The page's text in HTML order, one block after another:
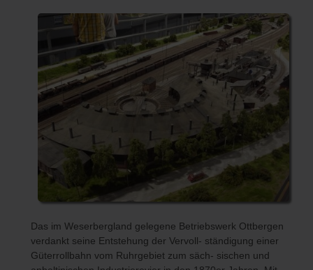
Das im Weserbergland gelegene Betriebswerk Ottbergen
verdankt seine Entstehung der Vervoll- ständigung einer
Güterrollbahn vom Ruhrgebiet zum säch- sischen und